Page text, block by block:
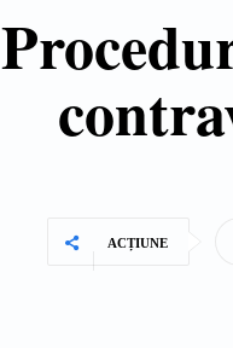
ACȚIUNE